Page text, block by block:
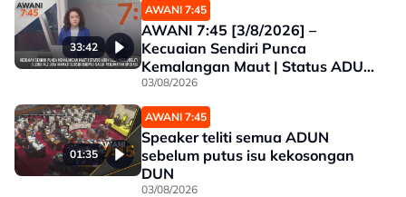
33:42
AWANI 7:45
AWANI 7:45 [3/8/2026] –
Kecuaian Sendiri Punca
Kemalangan Maut | Status ADUN
Selangor Diteliti | Lebih 14.2 Juta
Nikmati Subsidi BUDI95 | Salur
Penjimatan Operasi
03/08/2026
01:35
AWANI 7:45
Speaker teliti semua ADUN
sebelum putus isu kekosongan
DUN
03/08/2026